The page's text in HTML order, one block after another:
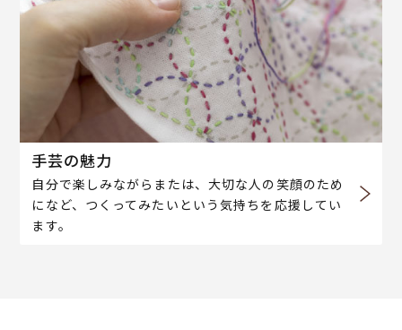
手芸の魅力
自分で楽しみながらまたは、大切な人の笑顔のため
になど、つくってみたいという気持ちを応援してい
ます。